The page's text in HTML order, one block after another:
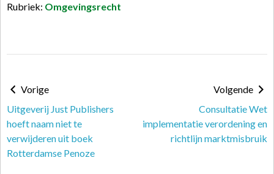
Rubriek: Omgevingsrecht
Vorige
Uitgeverij Just Publishers
hoeft naam niet te
verwijderen uit boek
Rotterdamse Penoze
Volgende
Consultatie Wet
implementatie verordening en
richtlijn marktmisbruik